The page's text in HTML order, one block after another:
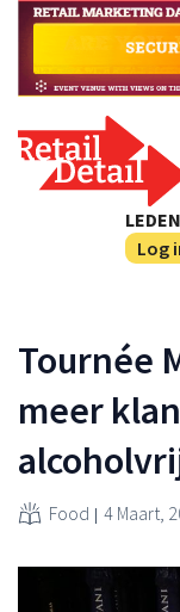
Log
Tournée
meer
Food 4 Maart,